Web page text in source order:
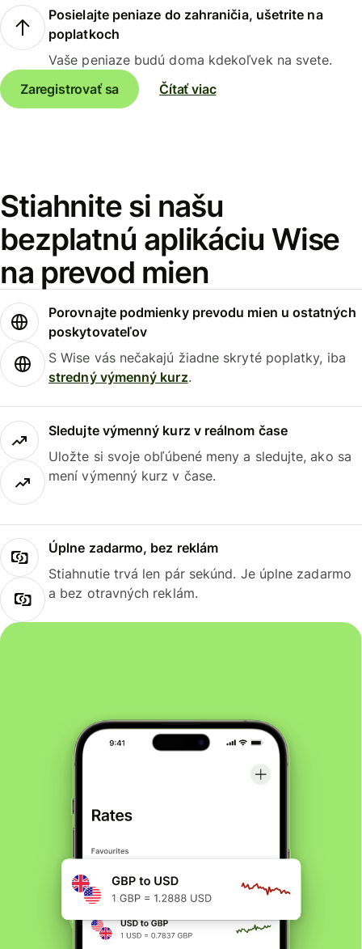
Posielajte peniaze do zahraničia, ušetrite na
poplatkoch
Vaše peniaze budú doma kdekoľvek na svete.
Zaregistrovať sa
Čítať viac
Stiahnite si našu
bezplatnú aplikáciu Wise
na prevod mien
Porovnajte podmienky prevodu mien u ostatných
poskytovateľov
S Wise vás nečakajú žiadne skryté poplatky, iba
stredný výmenný kurz.
Sledujte výmenný kurz v reálnom čase
Uložte si svoje obľúbené meny a sledujte, ako sa
mení výmenný kurz v čase.
Úplne zadarmo, bez reklám
Stiahnutie trvá len pár sekúnd. Je úplne zadarmo
a bez otravných reklám.